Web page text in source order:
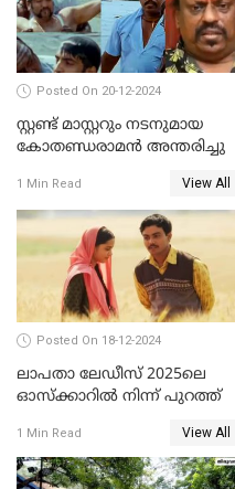
Posted On 20-12-2024
സ്റ്റണ്ട് മാസ്റ്ററും നടനുമായ
കോതണ്ഡരാമൻ അന്തരിച്ചു
1 Min Read View All
Posted On 18-12-2024
ലാപതാ ലേഡീസ് 2025ലെ
ഓസ്‌ക്കാറില്‍ നിന്ന് പുറത്ത്
1 Min Read View All